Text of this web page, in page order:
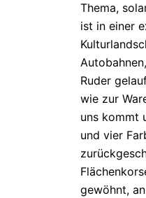
Thema,
ist in einer
Ruder
wie zur
uns kommt
und vier
gewöhnt,